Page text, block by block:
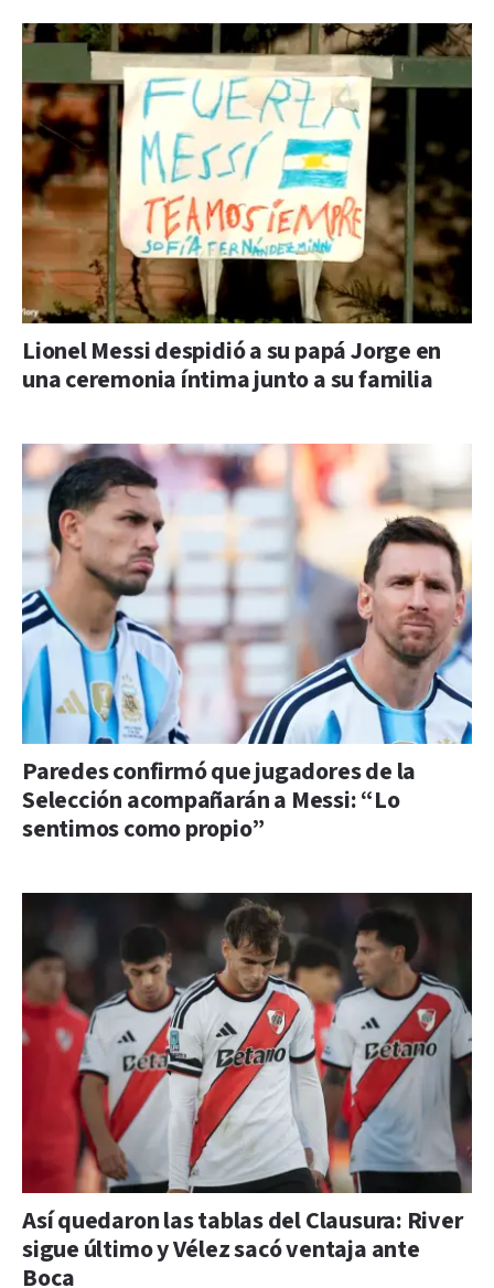
Lionel Messi despidió a su papá Jorge en
una ceremonia íntima junto a su familia
Paredes confirmó que jugadores de la
Selección acompañarán a Messi: “Lo
sentimos como propio”
Así quedaron las tablas del Clausura: River
sigue último y Vélez sacó ventaja ante
Boca